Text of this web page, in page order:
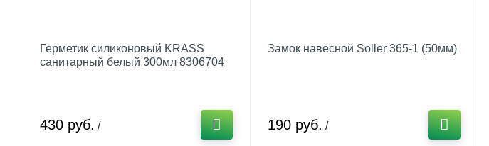
Герметик силиконовый KRASS
санитарный белый 300мл 8306704
430 руб. /
Замок навесной Soller 365-1 (50мм)
190 руб. /